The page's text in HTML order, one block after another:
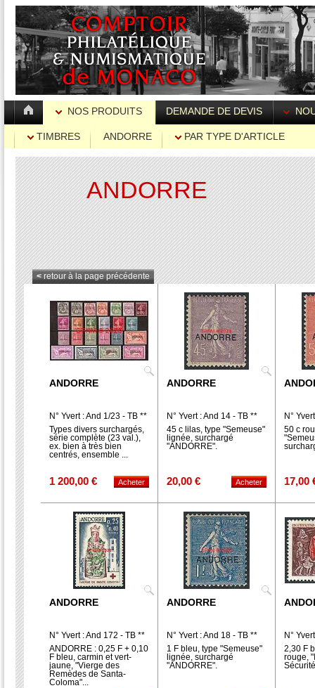
NOS PRODUITS DEMANDE DE DEVIS
TIMBRES ANDORRE PAR TYPE D'ARTICLE
ANDORRE
< retour à la page précédente
ANDORRE
N° Yvert : And 1/23 - TB **
Types divers surchargés,
série complète (23 val.),
ex. bien à très bien
centrés, ensemble ...
1 200,00 €
ANDORRE
N° Yvert : And 14 - TB **
45 c lilas, type "Semeuse"
lignée, surchargé
"ANDORRE".
20,00 €
N°
50 c
17,00
ANDORRE
N° Yvert : And 172 - TB **
ANDORRE : 0,25 F + 0,10
F bleu, carmin et vert-
jaune, "Vierge des
Remèdes de Santa-
Coloma"...
ANDORRE
N° Yvert : And 18 - TB **
1 F bleu, type "Semeuse"
lignée, surchargé
"ANDORRE".
N°
2,30 F
rouge,